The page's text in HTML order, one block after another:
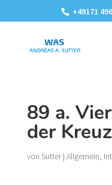
+49171
89 a.
der
von Sutter| Allgemein,